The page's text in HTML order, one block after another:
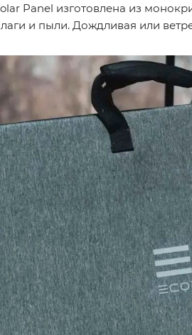
Panel изготовлена из
и пыли. Дождливая или